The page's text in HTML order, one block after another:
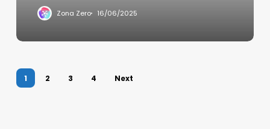
Zona Zero 16/06/2025
1 2 3 4 Next